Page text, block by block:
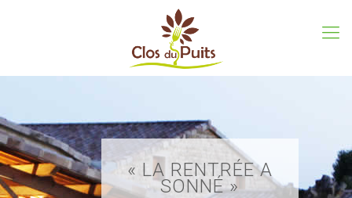
« LA RENTRÉE A
SONNÉ »